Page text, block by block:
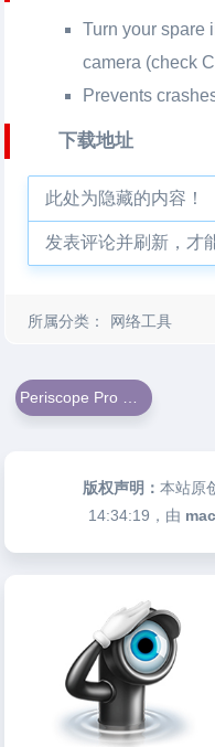
Turn your spare
camera (check
Prevents
下载地址
此处为隐藏的内容！
发表评论并刷新，才
所属分类： 网络工具
版权声明：本站原
14:34:19 ，由